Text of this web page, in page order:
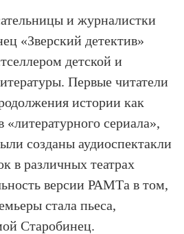
и журналистки
«Зверский детектив»
детской и
Первые читатели
истории как
сериала»,
созданы аудиоспектакли
в различных театрах
версии РАМТа в том,
стала пьеса,
Старобинец.